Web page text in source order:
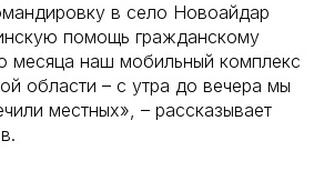
в село Новоайдар
помощь гражданскому
месяца наш мобильный комплекс
области – с утра до вечера мы
местных», – рассказывает